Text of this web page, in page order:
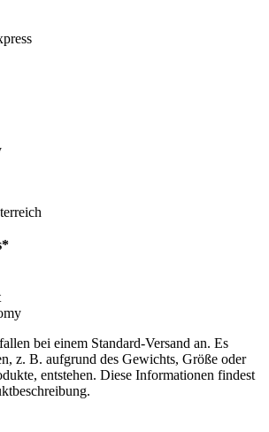
bei einem Standard-Versand an. Es
z. B. aufgrund des Gewichts, Größe oder
entstehen. Diese Informationen findest